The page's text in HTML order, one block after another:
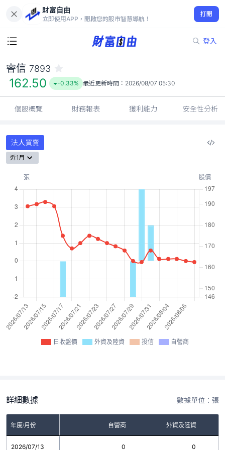
財富自由
立即使用APP，開啟您的股市智慧導航！
打開
登入
162.50
-0.33%
睿信 7893
162.50 -0.33% 最近更新時間： 2026/08/07 05:30
個股概覽 財務報表 獲利能力 安全性分析
法人買賣
近1月
日收盤價 外資及陸資 投信 自營商
詳細數據 數據單位：張
年度/月份 自營商 外資及陸資
2026/07/13 0 0